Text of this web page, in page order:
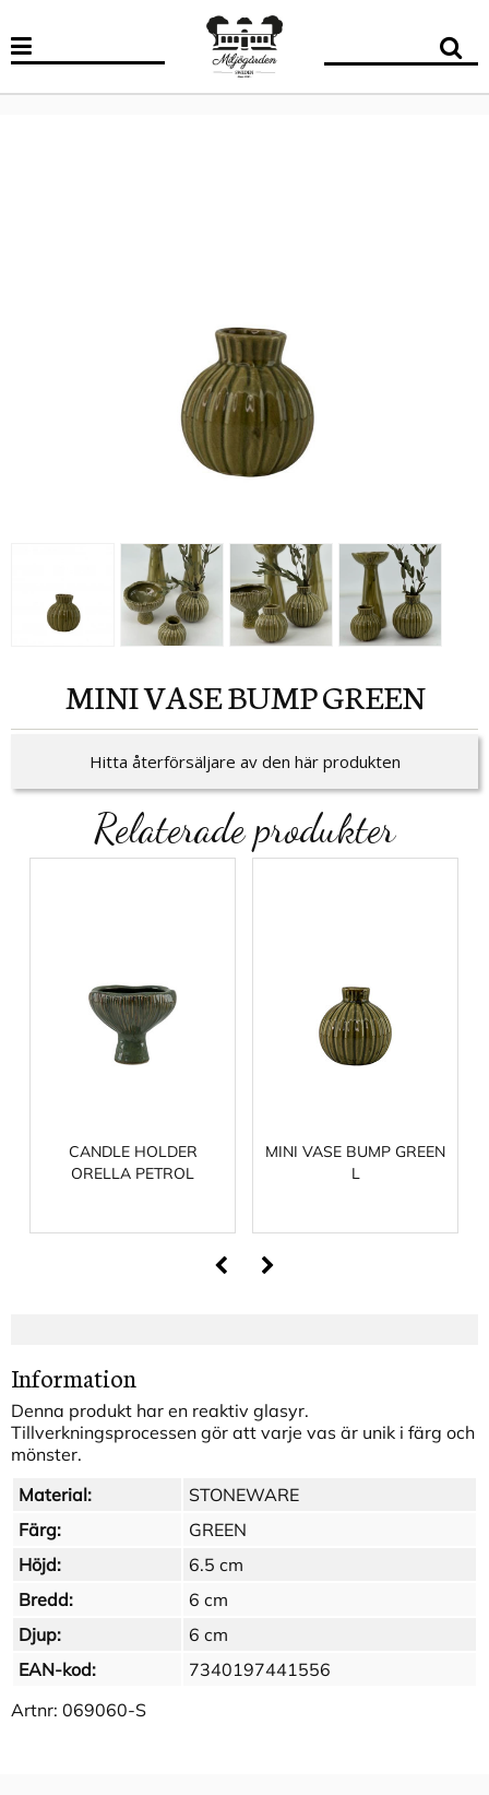
MINI VASE BUMP GREEN
Hitta återförsäljare av den här produkten
Relaterade produkter
CANDLE HOLDER
ORELLA PETROL
MINI VASE BUMP GREEN
L
Information
Denna produkt har en reaktiv glasyr.
Tillverkningsprocessen gör att varje vas är unik i färg och
mönster.
Material:
STONEWARE
Färg:
GREEN
Höjd:
6.5 cm
Bredd:
6 cm
Djup:
6 cm
EAN-kod:
7340197441556
Artnr: 069060-S